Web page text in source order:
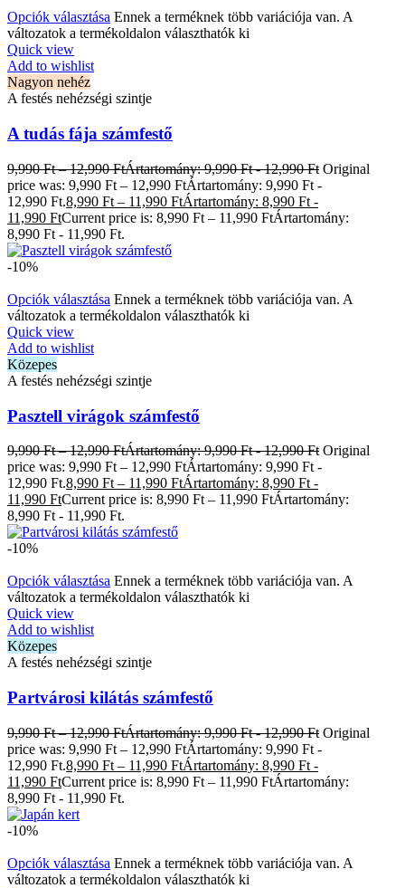
Opciók választása Ennek a terméknek több variációja van. A
változatok a termékoldalon választhatók ki
Quick view
Add to wishlist
Nagyon nehéz
A festés nehézségi szintje
A tudás fája számfestő
9,990Ft – 12,990FtÁrtartomány: 9,990 Ft - 12,990 Ft Original
price was: 9,990 Ft – 12,990 FtÁrtartomány: 9,990 Ft -
12,990 Ft.8,990 Ft – 11,990 FtÁrtartomány: 8,990 Ft -
11,990 FtCurrent price is: 8,990 Ft – 11,990 FtÁrtartomány:
8,990 Ft - 11,990 Ft.
-10%
Opciók választása Ennek a terméknek több variációja van. A
változatok a termékoldalon választhatók ki
Quick view
Add to wishlist
Közepes
A festés nehézségi szintje
Pasztell virágok számfestő
9,990Ft – 12,990FtÁrtartomány: 9,990 Ft - 12,990 Ft Original
price was: 9,990 Ft – 12,990 FtÁrtartomány: 9,990 Ft -
12,990 Ft.8,990 Ft – 11,990 FtÁrtartomány: 8,990 Ft -
11,990 FtCurrent price is: 8,990 Ft – 11,990 FtÁrtartomány:
8,990 Ft - 11,990 Ft.
-10%
Opciók választása Ennek a terméknek több variációja van. A
változatok a termékoldalon választhatók ki
Quick view
Add to wishlist
Közepes
A festés nehézségi szintje
Partvárosi kilátás számfestő
9,990Ft – 12,990FtÁrtartomány: 9,990 Ft - 12,990 Ft Original
price was: 9,990 Ft – 12,990 FtÁrtartomány: 9,990 Ft -
12,990 Ft.8,990 Ft – 11,990 FtÁrtartomány: 8,990 Ft -
11,990 FtCurrent price is: 8,990 Ft – 11,990 FtÁrtartomány:
8,990 Ft - 11,990 Ft.
-10%
Opciók választása Ennek a terméknek több variációja van. A
változatok a termékoldalon választhatók ki